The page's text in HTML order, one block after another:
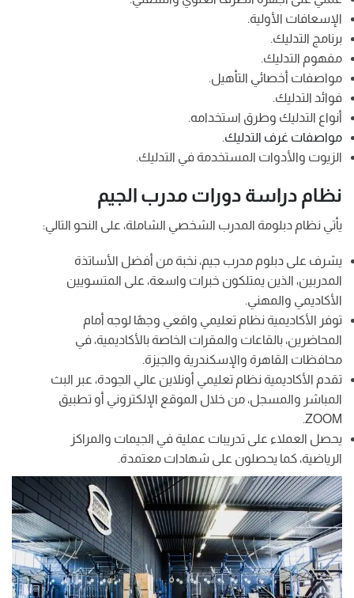
الإسعافات الأولية.
برنامج التدليك.
مفهوم التدليك.
مواصفات أخصائي التأهيل.
فوائد التدليك.
أنواع التدليك وطرق استخدامه.
مواصفات غرف التدليك.
الزيوت والأدوات المستخدمة في التدليك.
نظام دراسة دورات مدرب الجيم
يأتي نظام دبلومة المدرب الشخصي الشاملة، على النحو التالي:
يشرف على دبلوم مدرب جيم، نخبة من أفضل الأساتذة
المدربين، الذين يمتلكون خبرات واسعة، على المتسويين
الأكاديمي والمهني.
توفر الأكاديمية نظام تعليمي واقعي وجهًا لوجه أمام
المحاضرين، بالقاعات والمقرات الخاصة بالأكاديمية، في
محافظات القاهرة والإسكندرية والجيزة.
تقدم الأكاديمية نظام تعليمي أونلاين عالي الجودة، عبر البث
المباشر والمسجل، من خلال الموقع الإلكتروني أو تطبيق
ZOOM.
يحصل العملاء على تدريبات عملية في الجيمات والمراكز
الرياضية، كما يحصلون على شهادات معتمدة.